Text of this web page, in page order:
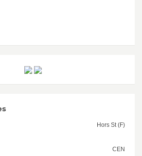
Hors St (F)
CEN